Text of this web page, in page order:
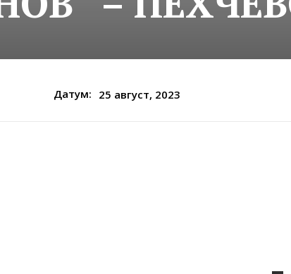
Датум: 25 август, 2023